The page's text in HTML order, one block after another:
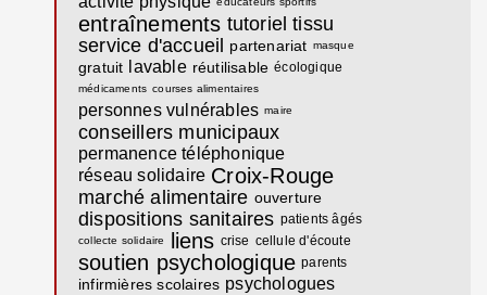
entraînements tutoriel tissu
service d'accueil
partenariat masque
gratuit lavable réutilisable écologique
médicaments courses alimentaires
personnes vulnérables maire
conseillers municipaux
permanence téléphonique
réseau solidaire Croix-Rouge
marché alimentaire ouverture
dispositions sanitaires patients âgés
collecte solidaire liens crise cellule d'écoute
soutien psychologique parents
infirmières scolaires psychologues